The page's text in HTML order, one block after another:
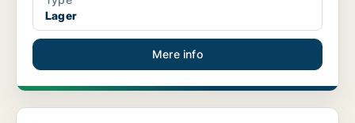
Lager
Mere info
Produktionsejendom i Hobro